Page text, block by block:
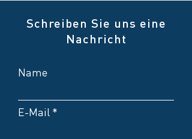
Schreiben Sie uns eine
Nachricht
Name
E-Mail